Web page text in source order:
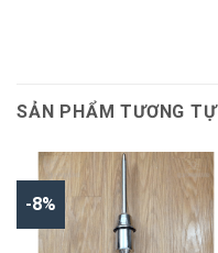
SẢN PHẨM TƯƠNG TỰ
-8%